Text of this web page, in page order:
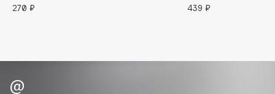
Bvlgari
Byredo
270 ₽
439 ₽